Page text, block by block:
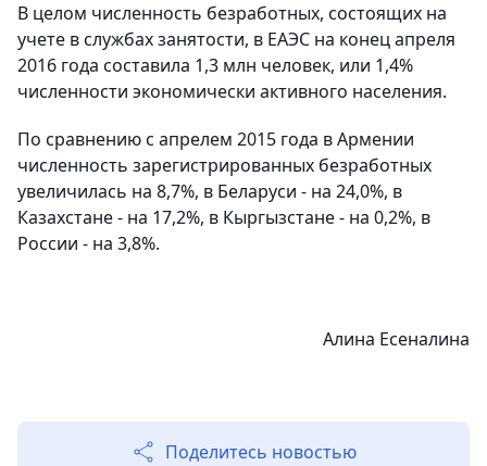
В целом численность безработных, состоящих на
учете в службах занятости, в ЕАЭС на конец апреля
2016 года составила 1,3 млн человек, или 1,4%
численности экономически активного населения.
По сравнению с апрелем 2015 года в Армении
численность зарегистрированных безработных
увеличилась на 8,7%, в Беларуси - на 24,0%, в
Казахстане - на 17,2%, в Кыргызстане - на 0,2%, в
России - на 3,8%.
Алина Есеналина
Поделитесь новостью